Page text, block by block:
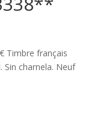
Timbre français
Sin charnela. Neuf